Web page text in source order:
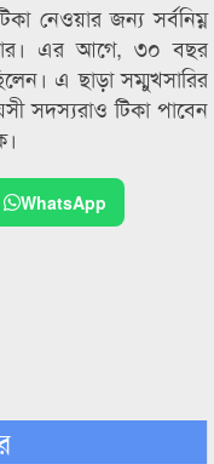
নেওয়ার জন্য সর্বনিম্ন
এর আগে, ৩০ বছর
এ ছাড়া সম্মুখসারির
সদস্যরাও টিকা পাবেন
WhatsApp